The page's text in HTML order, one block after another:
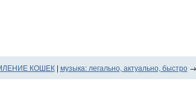
КОШЕК| музыка: легально, актуально, быстро→